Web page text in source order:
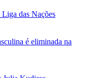
das Nações
é eliminada na